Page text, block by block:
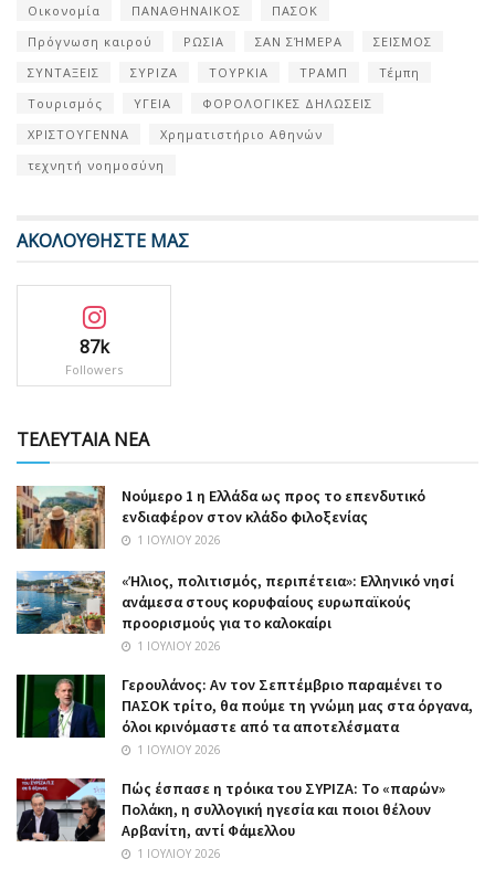
Οικονομία
ΠΑΝΑΘΗΝΑΙΚΟΣ
ΠΑΣΟΚ
Πρόγνωση καιρού
ΡΩΣΙΑ ΣΑΝ ΣΉΜΕΡΑ
ΣΕΙΣΜΟΣ
ΣΥΝΤΑΞΕΙΣ
ΣΥΡΙΖΑ ΤΟΥΡΚΙΑ ΤΡΑΜΠ
Τέμπη
Τουρισμός
ΥΓΕΙΑ
ΦΟΡΟΛΟΓΙΚΕΣ ΔΗΛΩΣΕΙΣ
ΧΡΙΣΤΟΥΓΕΝΝΑ
Χρηματιστήριο Αθηνών
τεχνητή νοημοσύνη
ΑΚΟΛΟΥΘΗΣΤΕ ΜΑΣ
87k
Followers
ΤΕΛΕΥΤΑΙΑ ΝΕΑ
Nούμερο 1 η Ελλάδα ως προς το επενδυτικό
ενδιαφέρον στον κλάδο φιλοξενίας
1 ΙΟΥΛΊΟΥ 2026
«Ήλιος, πολιτισμός, περιπέτεια»: Ελληνικό νησί
ανάμεσα στους κορυφαίους ευρωπαϊκούς
προορισμούς για το καλοκαίρι
1 ΙΟΥΛΊΟΥ 2026
Γερουλάνος: Αν τον Σεπτέμβριο παραμένει το
ΠΑΣΟΚ τρίτο, θα πούμε τη γνώμη μας στα όργανα,
όλοι κρινόμαστε από τα αποτελέσματα
1 ΙΟΥΛΊΟΥ 2026
Πώς έσπασε η τρόικα του ΣΥΡΙΖΑ: Το «παρών»
Πολάκη, η συλλογική ηγεσία και ποιοι θέλουν
Αρβανίτη, αντί Φάμελλου
1 ΙΟΥΛΊΟΥ 2026